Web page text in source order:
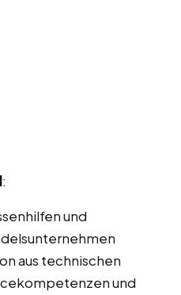
:
und
aus technischen
und